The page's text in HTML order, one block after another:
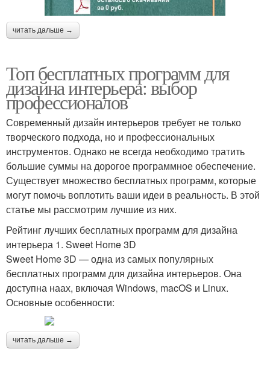
читать дальше →
Топ бесплатных программ для
дизайна интерьера: выбор
профессионалов
Современный дизайн интерьеров требует не только
творческого подхода, но и профессиональных
инструментов. Однако не всегда необходимо тратить
большие суммы на дорогое программное обеспечение.
Существует множество бесплатных программ, которые
могут помочь воплотить ваши идеи в реальность. В этой
статье мы рассмотрим лучшие из них.
Рейтинг лучших бесплатных программ для дизайна
интерьера 1. Sweet Home 3D
Sweet Home 3D — одна из самых популярных
бесплатных программ для дизайна интерьеров. Она
доступна наах, включая Windows, macOS и Linux.
Основные особенности:
читать дальше →